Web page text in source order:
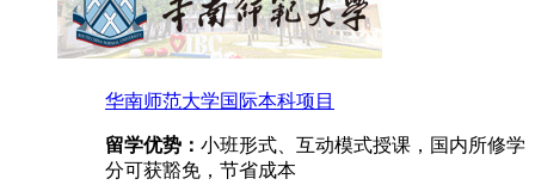
华南师范大学国际本科项目
留学优势： 小班形式、互动模式授课，国内所修学
分可获豁免，节省成本